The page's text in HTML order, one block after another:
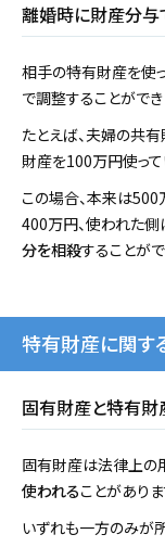
離婚時に財産分与
相手の特有財産を使
で調整することができ
たとえば、夫婦の共
財産を100万円使って
この場合、本来は500
400万円、使われた側
分を相殺することがで
特有財産に関す
固有財産と特有財
固有財産は法律上の
使われることがありま
いずれも一方のみが